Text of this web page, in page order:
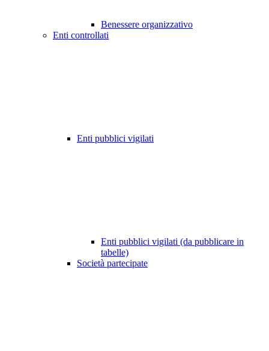
Benessere organizzativo
Enti controllati
Enti pubblici vigilati
Enti pubblici vigilati (da pubblicare in
tabelle)
Società partecipate